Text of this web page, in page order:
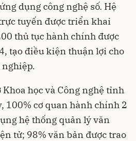
dụng công nghệ số. Hệ
tuyến được triển khai
thủ tục hành chính được
tạo điều kiện thuận lợi cho
Khoa học và Công nghệ tỉnh
100% cơ quan hành chính 2
hệ thống quản lý văn
tử; 98% văn bản được trao